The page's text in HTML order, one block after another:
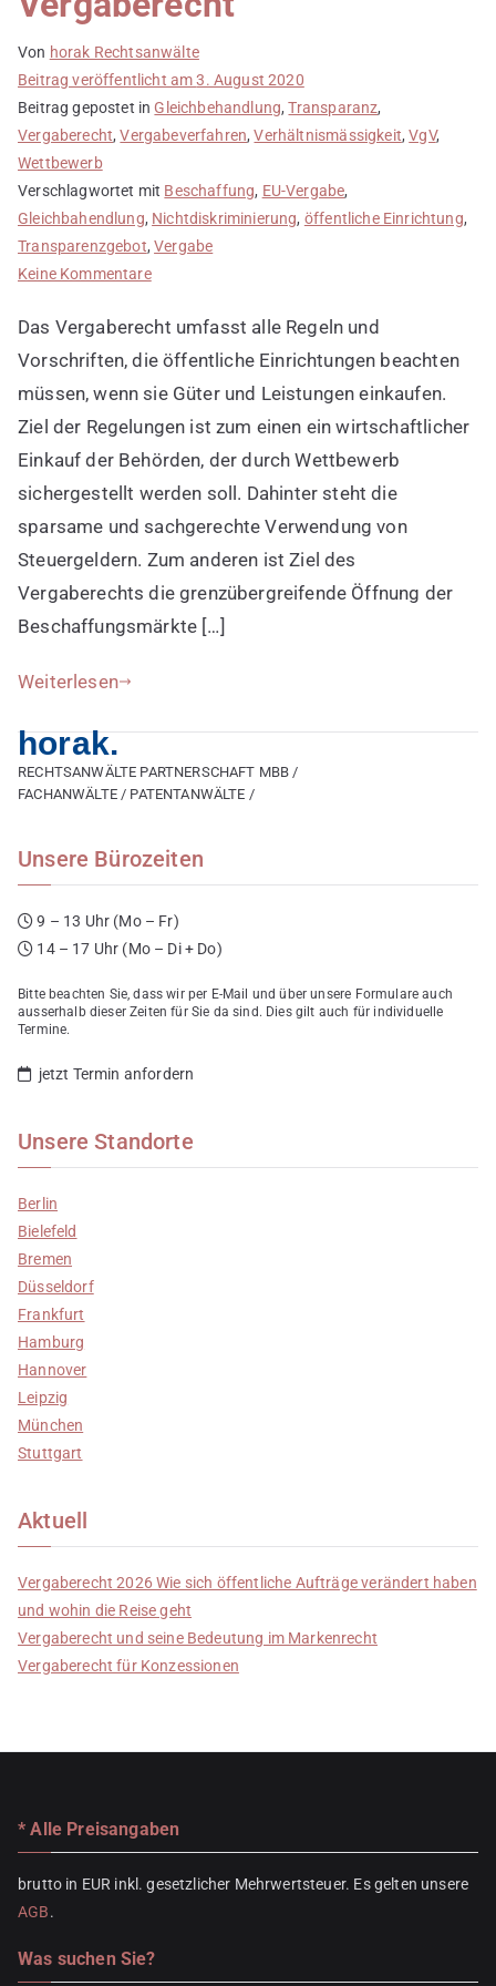
Von horak Rechtsanwälte
Beitrag veröffentlicht am3. August 2020
Beitrag gepostet in Gleichbehandlung,Transparanz,
Vergaberecht,Vergabeverfahren,Verhältnismässigkeit,VgV,
Wettbewerb
Verschlagwortet mit Beschaffung, EU-Vergabe,
Gleichbahendlung, Nichtdiskriminierung, öffentliche Einrichtung,
Transparenzgebot,Vergabe
Keine Kommentarezu
Regeln
der
Beschaffung
öffentlichen
Einrichtungen
im
Vergaberecht
Das Vergaberecht umfasst alle Regeln und
Vorschriften, die öffentliche Einrichtungen beachten
müssen, wenn sie Güter und Leistungen einkaufen.
Ziel der Regelungen ist zum einen ein wirtschaftlicher
Einkauf der Behörden, der durch Wettbewerb
sichergestellt werden soll. Dahinter steht die
sparsame und sachgerechte Verwendung von
Steuergeldern. Zum anderen ist Ziel des
Vergaberechts die grenzübergreifende Öffnung der
Beschaffungsmärkte […]
Weiterlesen
horak.
RECHTSANWÄLTE PARTNERSCHAFT MBB /
FACHANWÄLTE / PATENTANWÄLTE /
Unsere Bürozeiten
9 – 13 Uhr (Mo – Fr)
14 – 17 Uhr (Mo – Di + Do)
Bitte beachten Sie, dass wir per E-Mail und über unsere Formulare auch
ausserhalb dieser Zeiten für Sie da sind. Dies gilt auch für individuelle
Termine.
jetzt Termin anfordern
Unsere Standorte
Berlin
Bielefeld
Bremen
Düsseldorf
Frankfurt
Hamburg
Hannover
Leipzig
München
Stuttgart
Aktuell
Vergaberecht 2026 Wie sich öffentliche Aufträge verändert haben
und wohin die Reise geht
Vergaberecht und seine Bedeutung im Markenrecht
Vergaberecht für Konzessionen
* Alle Preisangaben
brutto in EUR inkl. gesetzlicher Mehrwertsteuer. Es gelten unsere
AGB.
Was suchen Sie?